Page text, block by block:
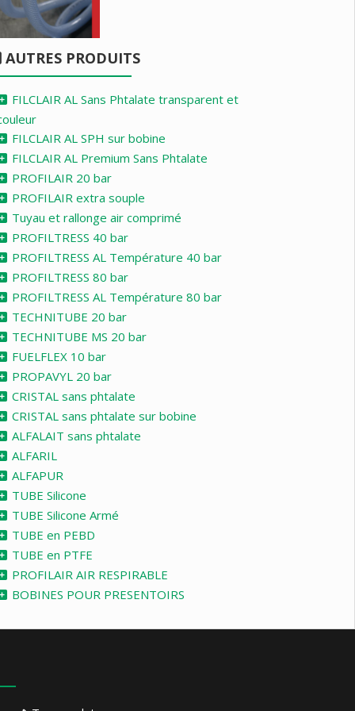
AUTRES PRODUITS
FILCLAIR AL Sans Phtalate transparent et
FILCLAIR AL SPH sur bobine
FILCLAIR AL Premium Sans Phtalate
PROFILAIR 20 bar
PROFILAIR extra souple
Tuyau et rallonge air comprimé
PROFILTRESS 40 bar
PROFILTRESS AL Température 40 bar
PROFILTRESS 80 bar
PROFILTRESS AL Température 80 bar
TECHNITUBE 20 bar
TECHNITUBE MS 20 bar
FUELFLEX 10 bar
PROPAVYL 20 bar
CRISTAL sans phtalate
CRISTAL sans phtalate sur bobine
ALFALAIT sans phtalate
ALFARIL
ALFAPUR
TUBE Silicone
TUBE Silicone Armé
TUBE en PEBD
TUBE en PTFE
PROFILAIR AIR RESPIRABLE
BOBINES POUR PRESENTOIRS